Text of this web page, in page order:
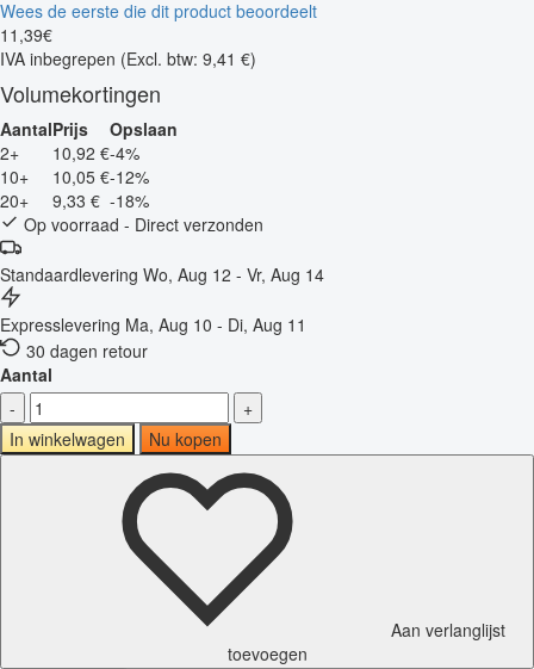
Wees de eerste die dit product beoordeelt
11 ,39€
IVA inbegrepen (Excl. btw: 9,41 €)
Volumekortingen
AantalPrijs
Opslaan
2+
10,92 €-4%
10+
10,05 €-12%
20+
9,33 € -18%
Op voorraad - Direct verzonden
Standaardlevering Wo, Aug 12 - Vr, Aug 14
Expresslevering Ma, Aug 10 - Di, Aug 11
30 dagen retour
Aantal
-
+
In winkelwagen
Nu kopen
Aan verlanglijst
toevoegen